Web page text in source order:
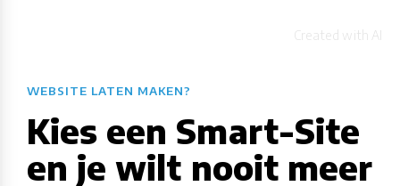
WEBSITE LATEN MAKEN?
Kies een Smart-Site
en je wilt nooit meer